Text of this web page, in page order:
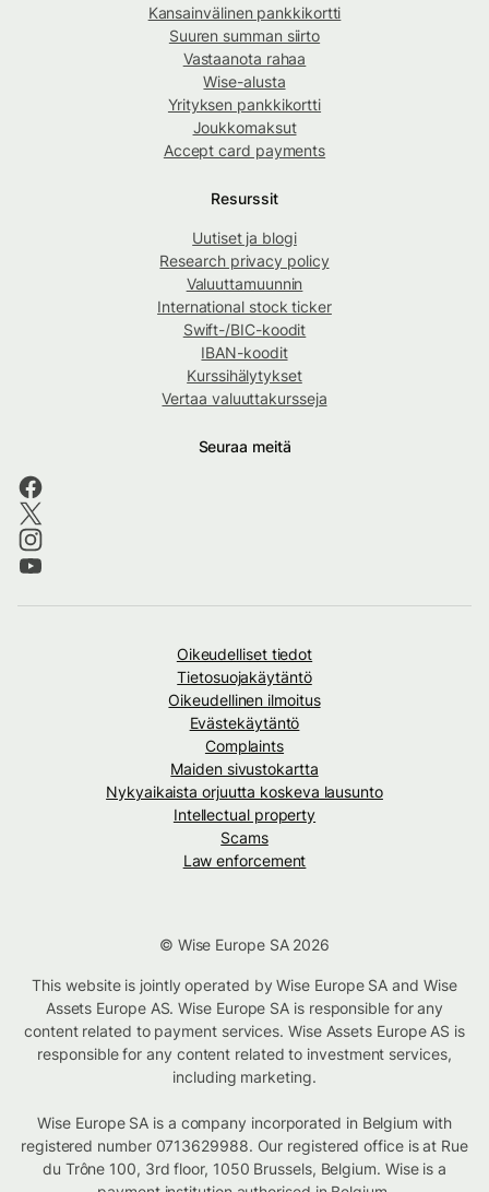
Kansainvälinen pankkikortti
Suuren summan siirto
Vastaanota rahaa
Wise-alusta
Yrityksen pankkikortti
Joukkomaksut
Accept card payments
Resurssit
Uutiset ja blogi
Research privacy policy
Valuuttamuunnin
International stock ticker
Swift-/BIC-koodit
IBAN-koodit
Kurssihälytykset
Vertaa valuuttakursseja
Seuraa meitä
Oikeudelliset tiedot
Tietosuojakäytäntö
Oikeudellinen ilmoitus
Evästekäytäntö
Complaints
Maiden sivustokartta
Nykyaikaista orjuutta koskeva lausunto
Intellectual property
Scams
Law enforcement
© Wise Europe SA 2026
This website is jointly operated by Wise Europe SA and Wise
Assets Europe AS. Wise Europe SA is responsible for any
content related to payment services. Wise Assets Europe AS is
responsible for any content related to investment services,
including marketing.
Wise Europe SA is a company incorporated in Belgium with
registered number 0713629988. Our registered office is at Rue
du Trône 100, 3rd floor, 1050 Brussels, Belgium. Wise is a